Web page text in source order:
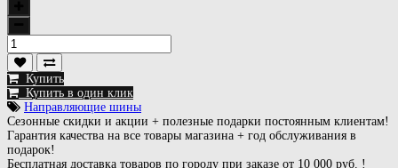
Купить
Купить в один клик
Направляющие шины
Сезонные скидки и акции + полезные подарки постоянным клиентам!
Гарантия качества на все товары магазина + год обслуживания в
подарок!
Бесплатная доставка товаров по городу при заказе от 10 000 руб. !